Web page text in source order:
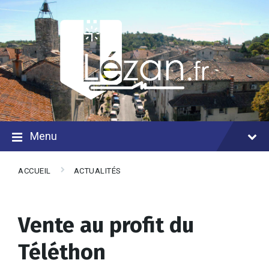
Menu
ACCUEIL ACTUALITÉS
Vente au profit du
Téléthon